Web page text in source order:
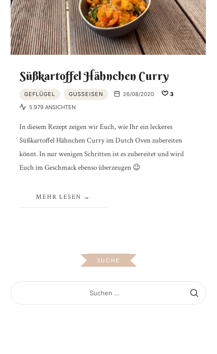
Süßkartoffel Hähnchen Curry
GEFLÜGEL GUSSEISEN 26/08/2020
3
5.979 ANSICHTEN
In diesem Rezept zeigen wir Euch, wie Ihr ein leckeres
Süßkartoffel Hähnchen Curry im Dutch Oven zubereiten
könnt. In nur wenigen Schritten ist es zubereitet und wird
Euch im Geschmack ebenso überzeugen 😉
MEHR LESEN
SUCHE
SUCHEN